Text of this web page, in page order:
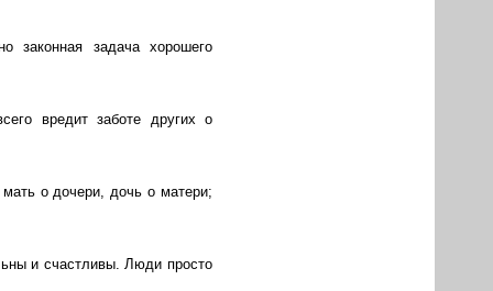
законная задача хорошего
вредит заботе других о
о дочери, дочь о матери;
и счастливы. Люди просто